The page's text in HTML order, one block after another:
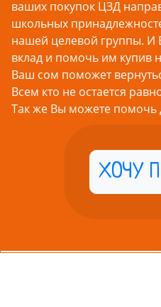
ваших покупок ЦЗД
школьных
нашей целевой группы. И
вклад и помочь им купив
Ваш сом поможет
Всем кто не остается
Так же Вы можете помочь
ХОЧУ